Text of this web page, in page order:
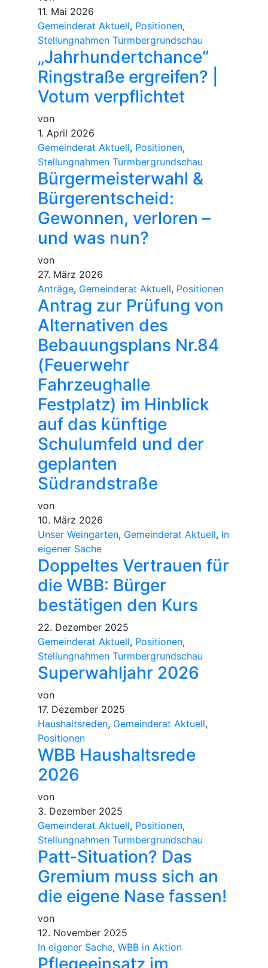
11. Mai 2026
Gemeinderat Aktuell, Positionen,
Stellungnahmen Turmbergrundschau
„Jahrhundertchance“
Ringstraße ergreifen? |
Votum verpflichtet
von
1. April 2026
Gemeinderat Aktuell, Positionen,
Stellungnahmen Turmbergrundschau
Bürgermeisterwahl &
Bürgerentscheid:
Gewonnen, verloren –
und was nun?
von
27. März 2026
Anträge, Gemeinderat Aktuell, Positionen
Antrag zur Prüfung von
Alternativen des
Bebauungsplans Nr.84
(Feuerwehr
Fahrzeughalle
Festplatz) im Hinblick
auf das künftige
Schulumfeld und der
geplanten
Südrandstraße
von
10. März 2026
Unser Weingarten, Gemeinderat Aktuell, In
eigener Sache
Doppeltes Vertrauen für
die WBB: Bürger
bestätigen den Kurs
22. Dezember 2025
Gemeinderat Aktuell, Positionen,
Stellungnahmen Turmbergrundschau
Superwahljahr 2026
von
17. Dezember 2025
Haushaltsreden, Gemeinderat Aktuell,
Positionen
WBB Haushaltsrede
2026
von
3. Dezember 2025
Gemeinderat Aktuell, Positionen,
Stellungnahmen Turmbergrundschau
Patt-Situation? Das
Gremium muss sich an
die eigene Nase fassen!
von
12. November 2025
In eigener Sache, WBB in Aktion
Pflegeeinsatz im